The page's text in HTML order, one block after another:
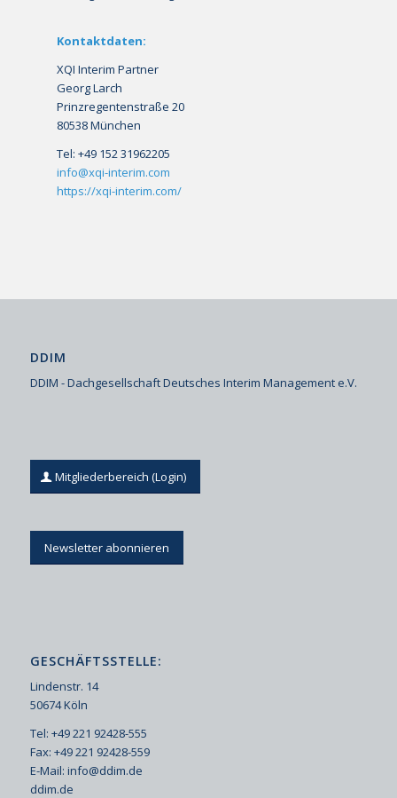
Kontaktdaten:
XQI Interim Partner
Georg Larch
Prinzregentenstraße 20
80538 München
Tel: +49 152 31962205
info@xqi-interim.com
https://xqi-interim.com/
DDIM
DDIM - Dachgesellschaft Deutsches Interim Management e.V.
Mitgliederbereich (Login)
Newsletter abonnieren
GESCHÄFTSSTELLE:
Lindenstr. 14
50674 Köln
Tel: +49 221 92428-555
Fax: +49 221 92428-559
E-Mail: info@ddim.de
ddim.de